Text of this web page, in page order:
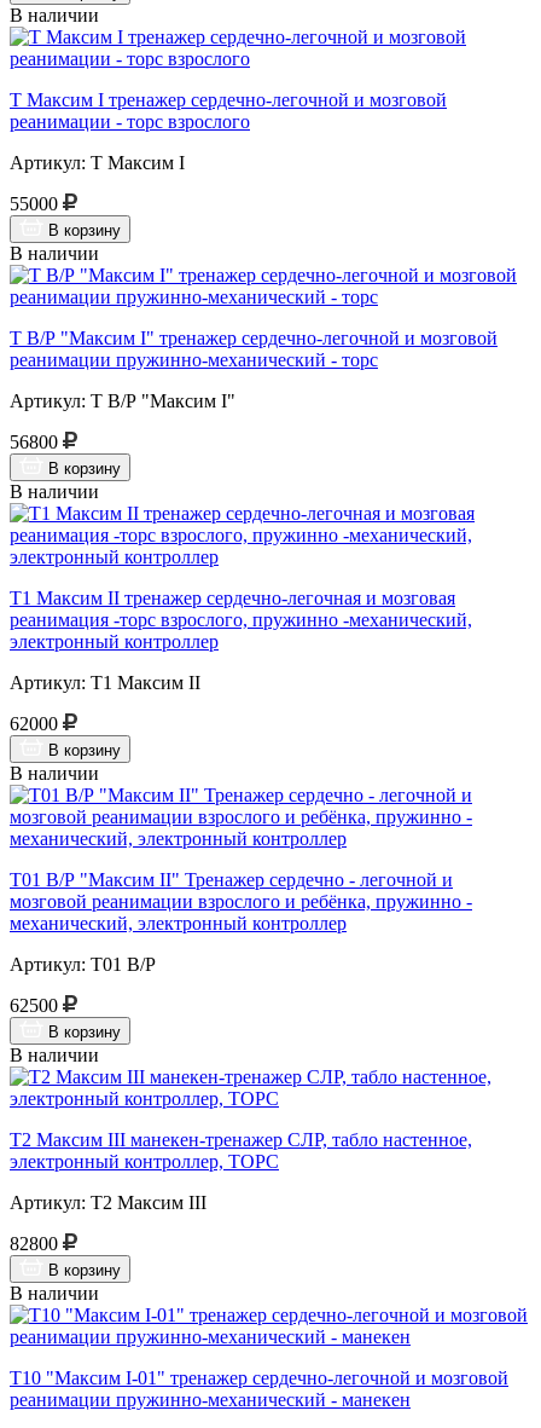
В наличии
Т Максим I тренажер сердечно-легочной и мозговой
реанимации - торс взрослого
Артикул: Т Максим I
55000
В корзину
В наличии
Т В/Р "Максим I" тренажер сердечно-легочной и мозговой
реанимации пружинно-механический - торс
Артикул: Т В/Р "Максим I"
56800
В корзину
В наличии
Т1 Максим II тренажер сердечно-легочная и мозговая
реанимация -торс взрослого, пружинно -механический,
электронный контроллер
Артикул: Т1 Максим II
62000
В корзину
В наличии
Т01 В/Р "Максим II" Тренажер сердечно - легочной и
мозговой реанимации взрослого и ребёнка, пружинно -
механический, электронный контроллер
Артикул: Т01 В/Р
62500
В корзину
В наличии
Т2 Максим III манекен-тренажер СЛР, табло настенное,
электронный контроллер, ТОРС
Артикул: Т2 Максим III
82800
В корзину
В наличии
Т10 "Максим I-01" тренажер сердечно-легочной и мозговой
реанимации пружинно-механический - манекен